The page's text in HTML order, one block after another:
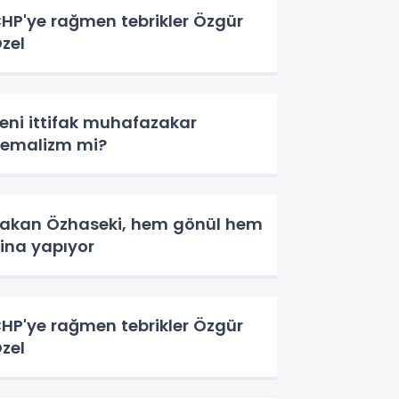
rağmen tebrikler Özgür
ittifak muhafazakar
mi?
Özhaseki, hem gönül hem
yapıyor
rağmen tebrikler Özgür